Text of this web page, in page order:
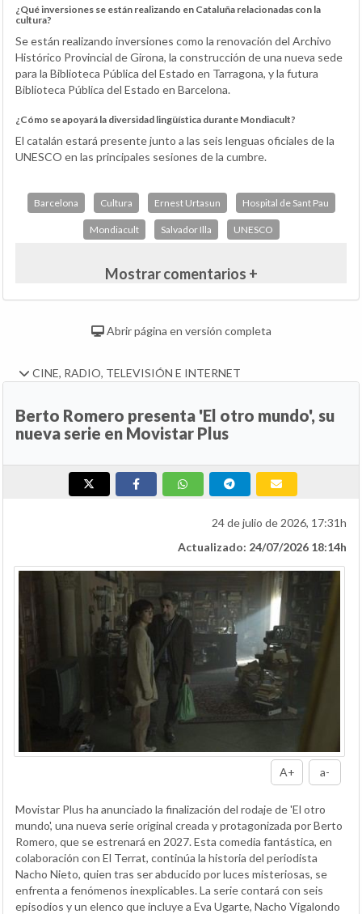
¿Qué inversiones se están realizando en Cataluña relacionadas con la
cultura?
Se están realizando inversiones como la renovación del Archivo
Histórico Provincial de Girona, la construcción de una nueva sede
para la Biblioteca Pública del Estado en Tarragona, y la futura
Biblioteca Pública del Estado en Barcelona.
¿Cómo se apoyará la diversidad lingüística durante Mondiacult?
El catalán estará presente junto a las seis lenguas oficiales de la
UNESCO en las principales sesiones de la cumbre.
Barcelona Cultura Ernest Urtasun Hospital de Sant Pau
Mondiacult Salvador Illa UNESCO
Mostrar comentarios +
Abrir página en versión completa
CINE, RADIO, TELEVISIÓN E INTERNET
Berto Romero presenta 'El otro mundo', su
nueva serie en Movistar Plus
24 de julio de 2026, 17:31h
Actualizado: 24/07/2026 18:14h
A+ a-
Movistar Plus ha anunciado la finalización del rodaje de 'El otro
mundo', una nueva serie original creada y protagonizada por Berto
Romero, que se estrenará en 2027. Esta comedia fantástica, en
colaboración con El Terrat, continúa la historia del periodista
Nacho Nieto, quien tras ser abducido por luces misteriosas, se
enfrenta a fenómenos inexplicables. La serie contará con seis
episodios y un elenco que incluye a Eva Ugarte, Nacho Vigalondo